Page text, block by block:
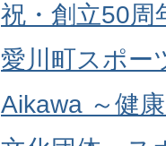
祝・創立50周
愛川町スポー
Aikawa ～健